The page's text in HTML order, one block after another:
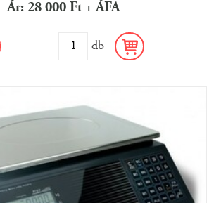
Ár: 28 000 Ft + ÁFA
db